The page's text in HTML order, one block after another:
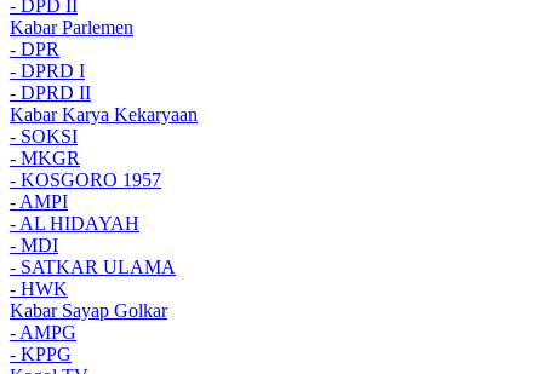
- DPD II
Kabar Parlemen
- DPR
- DPRD I
- DPRD II
Kabar Karya Kekaryaan
- SOKSI
- MKGR
- KOSGORO 1957
- AMPI
- AL HIDAYAH
- MDI
- SATKAR ULAMA
- HWK
Kabar Sayap Golkar
- AMPG
- KPPG